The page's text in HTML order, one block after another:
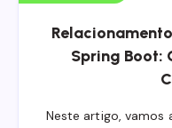
Spring Boot:
Neste artigo, vamos